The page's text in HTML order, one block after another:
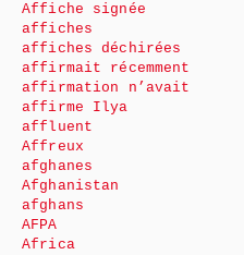
Affiche signée
affiches
affiches déchirées
affirmait récemment
affirmation n’avait
affirme Ilya
affluent
Affreux
afghanes
Afghanistan
afghans
AFPA
Africa